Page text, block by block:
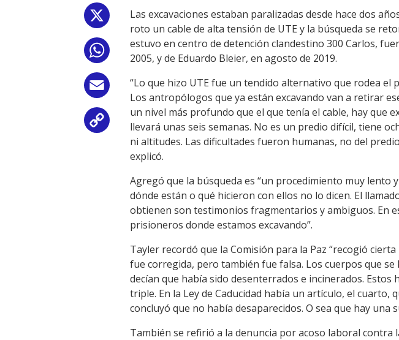
WhatsApp
Email
Copy
Link
Las excavaciones estaban paralizadas desde hace dos
roto un cable de alta tensión de UTE y la búsqueda se
estuvo en centro de detención clandestino 300 Carlos,
2005, y de Eduardo Bleier, en agosto de 2019.
“Lo que hizo UTE fue un tendido alternativo que rodea el
Los antropólogos que ya están excavando van a retirar
un nivel más profundo que el que tenía el cable, hay que
llevará unas seis semanas. No es un predio difícil, tiene
ni altitudes. Las dificultades fueron humanas, no del
explicó.
Agregó que la búsqueda es “un procedimiento muy
dónde están o qué hicieron con ellos no lo dicen. El
obtienen son testimonios fragmentarios y ambiguos. En
prisioneros donde estamos excavando”.
Tayler recordó que la Comisión para la Paz “recogió
fue corregida, pero también fue falsa. Los cuerpos que
decían que había sido desenterrados e incinerados.
triple. En la Ley de Caducidad había un artículo, el cuarto,
concluyó que no había desaparecidos. O sea que hay una
También se refirió a la denuncia por acoso laboral